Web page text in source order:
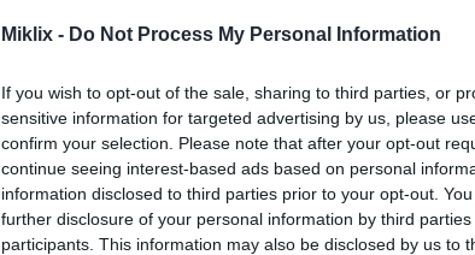
Miklix - Do Not Process My Personal Information
If you wish to opt-out of the sale, sharing to third parties, or
sensitive information for targeted advertising by us, please
confirm your selection. Please note that after your opt-out
continue seeing interest-based ads based on personal
information disclosed to third parties prior to your opt-out.
further disclosure of your personal information by third parties
participants. This information may also be disclosed by us to